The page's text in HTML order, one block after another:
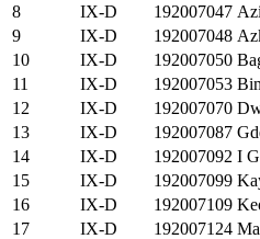
8
IX-D 192007047
9
IX-D 192007048
10
IX-D 192007050
11
IX-D 192007053
12
IX-D 192007070
13
IX-D 192007087
14
IX-D 192007092 I
15
IX-D 192007099
16
IX-D 192007109
17
IX-D 192007124